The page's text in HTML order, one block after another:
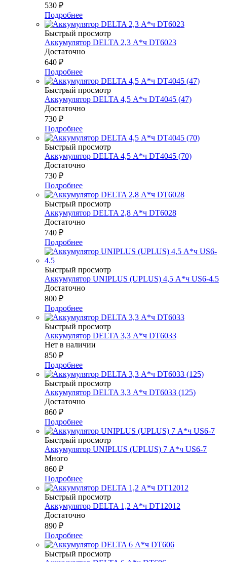
530 ₽
Подробнее
Быстрый просмотр
Аккумулятор DELTA 2,3 А*ч DT6023
Достаточно
640 ₽
Подробнее
Быстрый просмотр
Аккумулятор DELTA 4,5 А*ч DT4045 (47)
Достаточно
730 ₽
Подробнее
Быстрый просмотр
Аккумулятор DELTA 4,5 А*ч DT4045 (70)
Достаточно
730 ₽
Подробнее
Быстрый просмотр
Аккумулятор DELTA 2,8 А*ч DT6028
Достаточно
740 ₽
Подробнее
Быстрый просмотр
Аккумулятор UNIPLUS (UPLUS) 4,5 А*ч US6-4.5
Достаточно
800 ₽
Подробнее
Быстрый просмотр
Аккумулятор DELTA 3,3 А*ч DT6033
Нет в наличии
850 ₽
Подробнее
Быстрый просмотр
Аккумулятор DELTA 3,3 А*ч DT6033 (125)
Достаточно
860 ₽
Подробнее
Быстрый просмотр
Аккумулятор UNIPLUS (UPLUS) 7 А*ч US6-7
Много
860 ₽
Подробнее
Быстрый просмотр
Аккумулятор DELTA 1,2 А*ч DT12012
Достаточно
890 ₽
Подробнее
Быстрый просмотр